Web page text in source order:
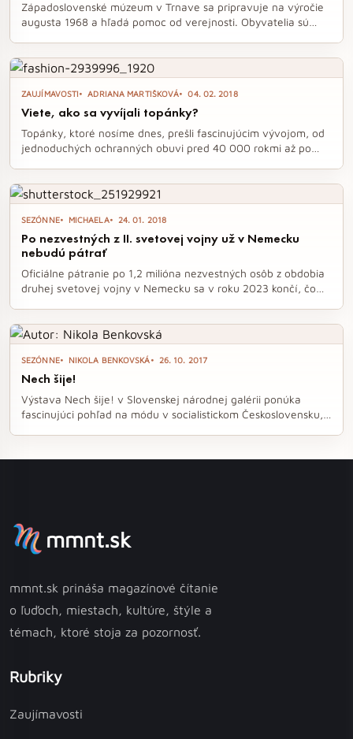
Západoslovenské múzeum v Trnave sa pripravuje na výročie
augusta 1968 a hľadá pomoc od verejnosti. Obyvatelia sú
sľubuje, že originály budú vrátené a pri každej použití
fotografie bude uvedené meno jej majiteľa.
ZAUJÍMAVOSTI ADRIANA MARTIŠKOVÁ 04. 02. 2018
Viete, ako sa vyvíjali topánky?
Topánky, ktoré nosíme dnes, prešli fascinujúcim vývojom, od
jednoduchých ochranných obuvi pred 40 000 rokmi až po
trendy, ako vysoké podpätky, sa v rôznych obdobiach stali
symbolmi postavenia a ženskosti. Dnes sú ulice plné rôznych
štýlov, od pohodlných nízkych topánok po umelecké dielo,
ktoré dokazujú, že móda je neustále sa vyvíjajúci fenomén.
SEZÓNNE MICHAELA 24. 01. 2018
Po nezvestných z II. svetovej vojny už v Nemecku
nebudú pátrať
Oficiálne pátranie po 1,2 milióna nezvestných osôb z obdobia
druhej svetovej vojny v Nemecku sa v roku 2023 končí, čo
ďalšie osudy týchto ľudí už nebudú objasnené, a tak zostáva
množstvo príbehov, ktoré ostanú navždy nevypovedané. V
súčasnosti rastie záujem o históriu tejto doby, no mnohí
pozostalí sa musia zmieriť s neúplnými odpoveďami na otázky
o svojich blízkych.
SEZÓNNE NIKOLA BENKOVSKÁ 26. 10. 2017
Nech šije!
Výstava Nech šije! v Slovenskej národnej galérii ponúka
fascinujúci pohľad na módu v socialistickom Československu,
odrážala sociálne stereotypy a konformitu, a zároveň získať
mmnt.sk
mmnt.sk prináša magazínové čítanie
o ľuďoch, miestach, kultúre, štýle a
témach, ktoré stoja za pozornosť.
Rubriky
Zaujímavosti